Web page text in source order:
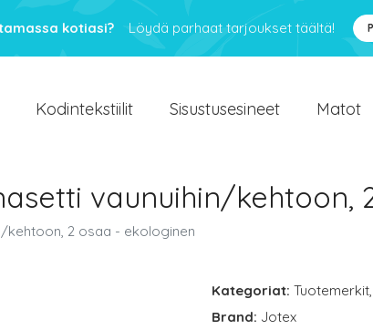
kotiasi? Löydä parhaat tarjoukset täältä!
Kodintekstiilit Sisustusesineet Matot
vaunuihin/
kehtoon, 2 osaa - ekologinen
Kategoriat: Tuotemerkit,
Brand: Jotex